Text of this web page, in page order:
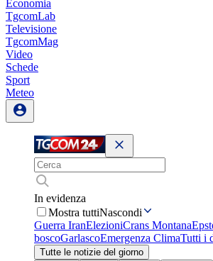
Economia
TgcomLab
Televisione
TgcomMag
Video
Schede
Sport
Meteo
In evidenza
Mostra tuttiNascondi
Guerra IranElezioniCrans Montana
boscoGarlascoEmergenza ClimaTutti i
Tutte le notizie del giorno